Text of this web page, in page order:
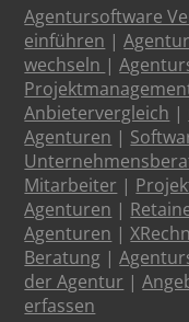
Agentursoftware
einführen |
wechseln |
Anbietervergleich |
Agenturen |
Mitarbeiter |
Agenturen |
Agenturen |
Beratung |
der Agentur |
erfassen